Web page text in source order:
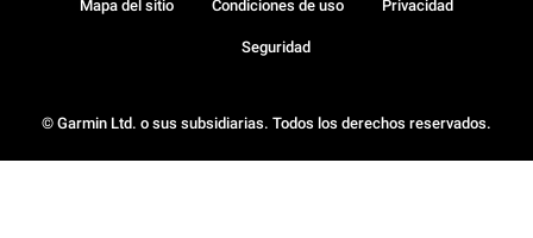
© Garmin Ltd. o sus subsidiarias. Todos los derechos reservados.
Mapa del sitio Condiciones de uso Privacidad
Seguridad